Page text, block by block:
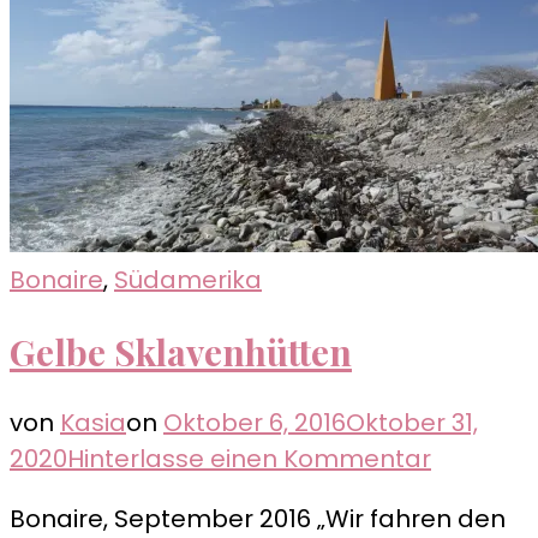
Bonaire, Südamerika
Gelbe Sklavenhütten
von Kasiaon Oktober 6, 2016Oktober 31,
2020Hinterlasse einen Kommentarzu
Bonaire, September 2016 „Wir fahren den